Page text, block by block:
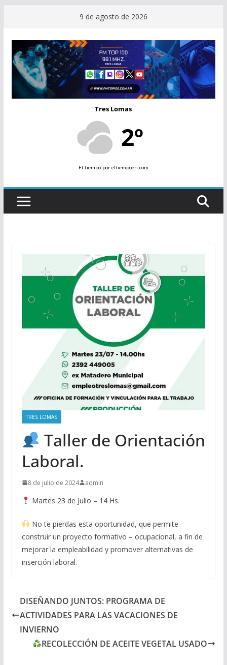
contenido
9 de agosto de 2026
Tres Lomas
2º
El tiempopor eltiempoen.com
TRES LOMAS
Taller de Orientación
Laboral.
8 de julio de 2024 admin
Martes 23 de Julio – 14 Hs.
No te pierdas esta oportunidad, que permite
construir un proyecto formativo – ocupacional, a fin de
mejorar la empleabilidad y promover alternativas de
inserción laboral.
DISEÑANDO JUNTOS: PROGRAMA DE
ACTIVIDADES PARA LAS VACACIONES DE
INVIERNO
RECOLECCIÓN DE ACEITE VEGETAL USADO